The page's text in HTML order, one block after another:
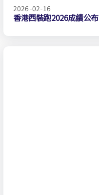
2026-02-16
香港西裝跑2026成績公布